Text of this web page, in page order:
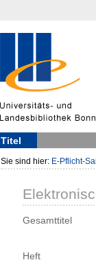
Titel
Sie sind hier: E-Pflicht-
Gesamttitel
Heft